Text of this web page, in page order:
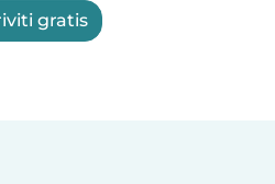
gratis